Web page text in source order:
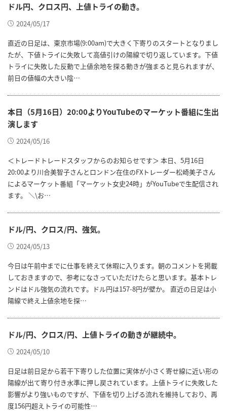
ドル円、クロス円、上値トライの動き。
2024/05/17
直近の日足は、東京市場(9:00am)で大きく下寄りのスタートとなりまし
たが、下値トライに失敗して高値引けの陽線で切り返しています。下値
トライに失敗した反動で上値余地を探る動きが強まると見られますが、
前日の値幅の大きい陰…
本日（5月16日）20:00よりYouTubeのマーケット番組に生出
演します
2024/05/16
＜トレードトレードスタッフからのお知らせです＞ 本日、5月16日
20:00より川合美智子さんとロンドン在住のFXトレーダー松崎美子さん
によるマーケット番組「マーケット女史24時」がYouTubeで生配信され
ます。 ＼\お…
ドル/円、クロス/円、強気。
2024/05/13
今日は午前中までに仕事を終えて休暇に入ります。朝のコメントを掲載
しておきますので、参考になさっていただけたらと思います。基本トレ
ンドはドル強気の流れです。ドル円は157-8円が壁か。 直近の日足は小
陽線で終え上値余地を探…
ドル/円、クロス/円、上値トライの動きが継続中。
2024/05/10
日足は前日足から若干下寄りした位置に実体が小さく寄せ線に近い形の
陽線が出て寄り付き水準に押し戻されています。上値トライに失敗した
影響がより強いものですが、下値を切り上げる流れを維持しており、再
度156円超えトライの可能性…